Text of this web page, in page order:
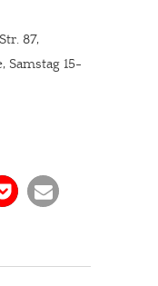
87,
15-